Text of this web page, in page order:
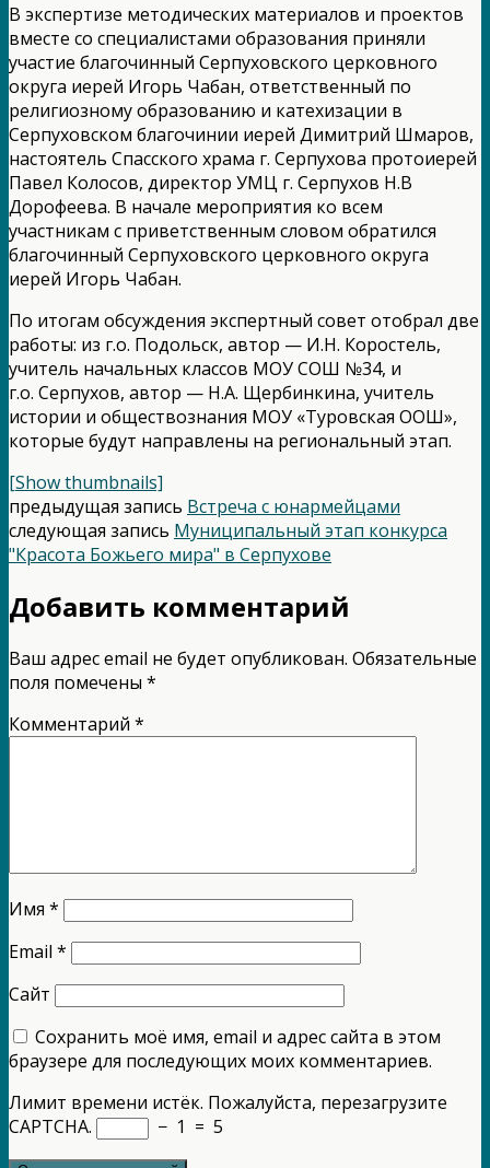
В экспертизе методических материалов и проектов
вместе со специалистами образования приняли
участие благочинный Серпуховского церковного
округа иерей Игорь Чабан, ответственный по
религиозному образованию и катехизации в
Серпуховском благочинии иерей Димитрий Шмаров,
настоятель Спасского храма г. Серпухова протоиерей
Павел Колосов, директор УМЦ г. Серпухов Н.В
Дорофеева. В начале мероприятия ко всем
участникам с приветственным словом обратился
благочинный Серпуховского церковного округа
иерей Игорь Чабан.
По итогам обсуждения экспертный совет отобрал две
работы: из г.о. Подольск, автор — И.Н. Коростель,
учитель начальных классов МОУ СОШ №34, и
г.о. Серпухов, автор — Н.А. Щербинкина, учитель
истории и обществознания МОУ «Туровская ООШ»,
которые будут направлены на региональный этап.
[Show thumbnails]
предыдущая запись Встреча с юнармейцами
следующая запись Муниципальный этап конкурса
"Красота Божьего мира" в Серпухове
Добавить комментарий
Ваш адрес email не будет опубликован. Обязательные
поля помечены *
Комментарий *
Имя *
Email *
Сайт
Сохранить моё имя, email и адрес сайта в этом
браузере для последующих моих комментариев.
Лимит времени истёк. Пожалуйста, перезагрузите
CAPTCHA.
− 1 = 5